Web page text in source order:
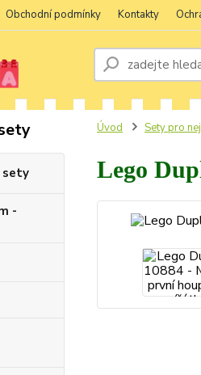
Obchodní podmínky Kontakty
sety
-
Úvod Sety pro
Lego